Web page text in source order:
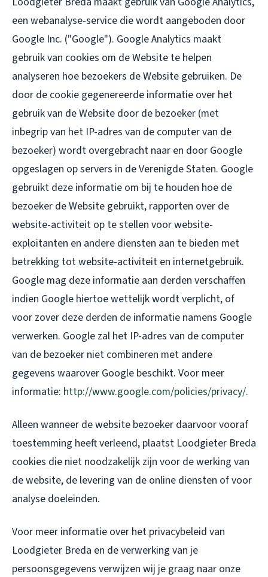
een webanalyse-service die wordt aangeboden door
Google Inc. ("Google"). Google Analytics maakt
gebruik van cookies om de Website te helpen
analyseren hoe bezoekers de Website gebruiken. De
door de cookie gegenereerde informatie over het
gebruik van de Website door de bezoeker (met
inbegrip van het IP-adres van de computer van de
bezoeker) wordt overgebracht naar en door Google
opgeslagen op servers in de Verenigde Staten. Google
gebruikt deze informatie om bij te houden hoe de
bezoeker de Website gebruikt, rapporten over de
website-activiteit op te stellen voor website-
exploitanten en andere diensten aan te bieden met
betrekking tot website-activiteit en internetgebruik.
Google mag deze informatie aan derden verschaffen
indien Google hiertoe wettelijk wordt verplicht, of
voor zover deze derden de informatie namens Google
verwerken. Google zal het IP-adres van de computer
van de bezoeker niet combineren met andere
gegevens waarover Google beschikt. Voor meer
informatie: http://www.google.com/policies/privacy/.
Alleen wanneer de website bezoeker daarvoor vooraf
toestemming heeft verleend, plaatst Loodgieter Breda
cookies die niet noodzakelijk zijn voor de werking van
de website, de levering van de online diensten of voor
analyse doeleinden.
Voor meer informatie over het privacybeleid van
Loodgieter Breda en de verwerking van je
persoonsgegevens verwijzen wij je graag naar onze